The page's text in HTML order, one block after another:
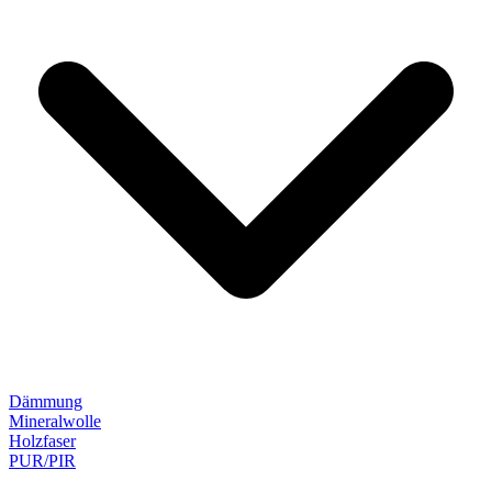
Dämmung
Mineralwolle
Holzfaser
PUR/PIR